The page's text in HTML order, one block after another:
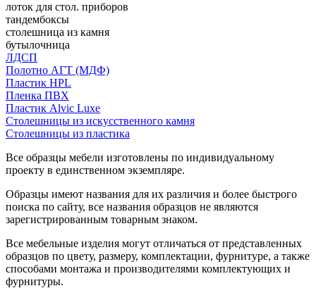
лоток для стол. приборов
тандембоксы
столешница из камня
бутылочница
ЛДСП
Полотно АГТ (МДФ)
Пластик HPL
Пленка ПВХ
Пластик Alvic Luxe
Столешницы из искусственного камня
Столешницы из пластика
Все образцы мебели изготовлены по индивидуальному
проекту в единственном экземпляре.
Образцы имеют названия для их различия и более быстрого
поиска по сайту, все названия образцов не являются
зарегистрированным товарным знаком.
Все мебельные изделия могут отличаться от представленных
образцов по цвету, размеру, комплектации, фурнитуре, а также
способами монтажа и производителями комплектующих и
фурнитуры.